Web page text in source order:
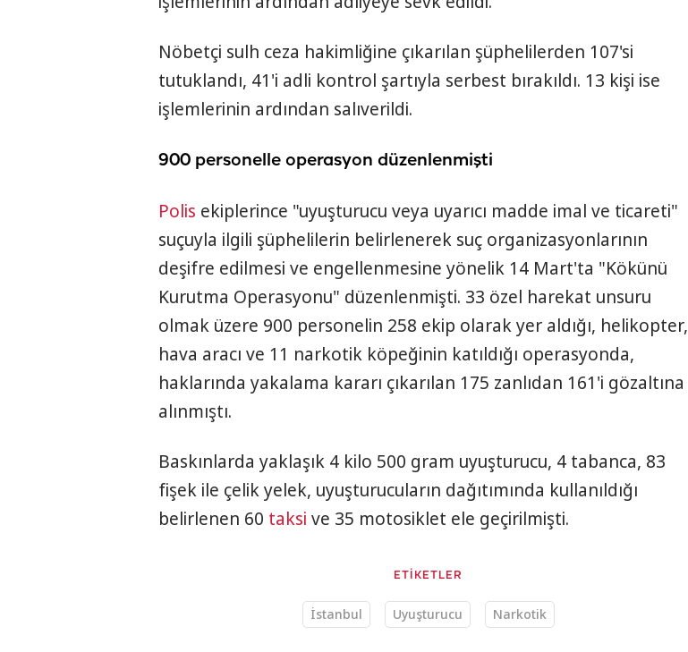
Nöbetçi sulh ceza hakimliğine çıkarılan şüphelilerden 107'si
tutuklandı, 41'i adli kontrol şartıyla serbest bırakıldı. 13 kişi ise
işlemlerinin ardından salıverildi.
900 personelle operasyon düzenlenmişti
Polis ekiplerince "uyuşturucu veya uyarıcı madde imal ve ticareti"
suçuyla ilgili şüphelilerin belirlenerek suç organizasyonlarının
deşifre edilmesi ve engellenmesine yönelik 14 Mart'ta "Kökünü
Kurutma Operasyonu" düzenlenmişti. 33 özel harekat unsuru
olmak üzere 900 personelin 258 ekip olarak yer aldığı, helikopter,
hava aracı ve 11 narkotik köpeğinin katıldığı operasyonda,
haklarında yakalama kararı çıkarılan 175 zanlıdan 161'i gözaltına
alınmıştı.
Baskınlarda yaklaşık 4 kilo 500 gram uyuşturucu, 4 tabanca, 83
fişek ile çelik yelek, uyuşturucuların dağıtımında kullanıldığı
belirlenen 60 taksi ve 35 motosiklet ele geçirilmişti.
ETİKETLER
İstanbul Uyuşturucu Narkotik